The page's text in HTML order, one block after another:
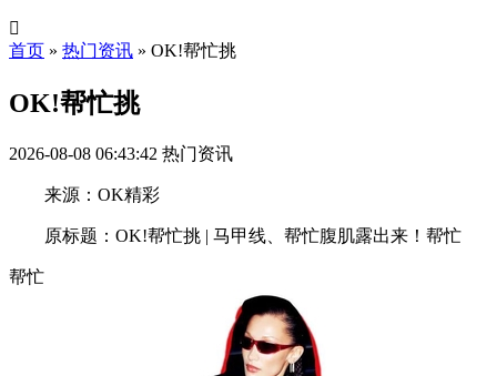

首页 » 热门资讯 » OK!帮忙挑
OK!帮忙挑
2026-08-08 06:43:42 热门资讯
来源：OK精彩
原标题：OK!帮忙挑 | 马甲线、帮忙腹肌露出来！帮忙
帮忙